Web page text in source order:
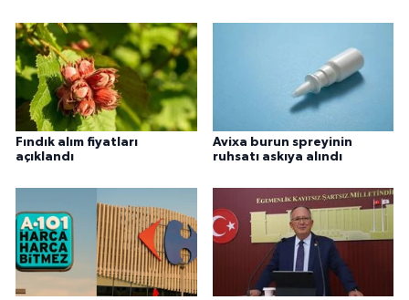
Fındık alım fiyatları
açıklandı
Avixa burun spreyinin
ruhsatı askıya alındı